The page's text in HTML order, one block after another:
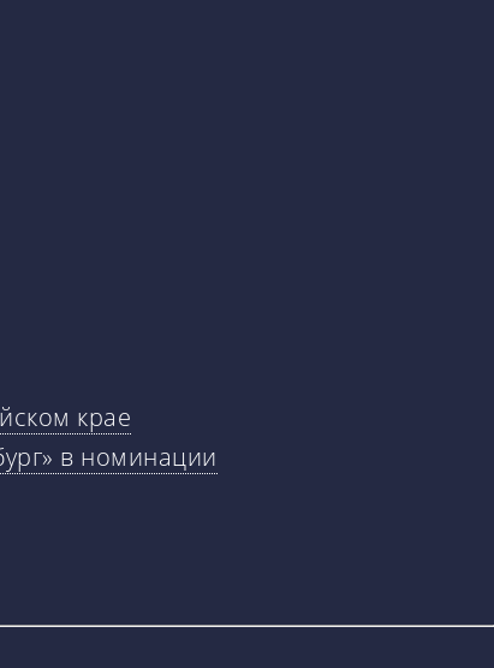
крае
в номинации